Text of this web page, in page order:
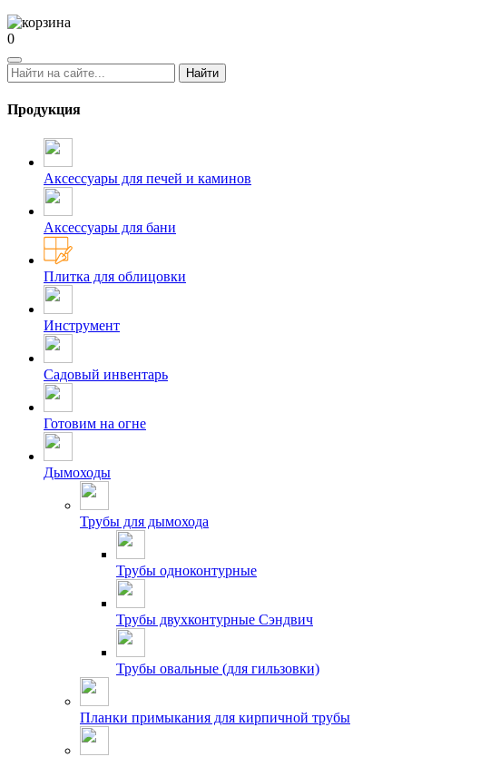
0
Найти
Продукция
Аксессуары для печей и каминов
Аксессуары для бани
Плитка для облицовки
Инструмент
Садовый инвентарь
Готовим на огне
Дымоходы
Трубы для дымохода
Трубы одноконтурные
Трубы двухконтурные Сэндвич
Трубы овальные (для гильзовки)
Планки примыкания для кирпичной трубы